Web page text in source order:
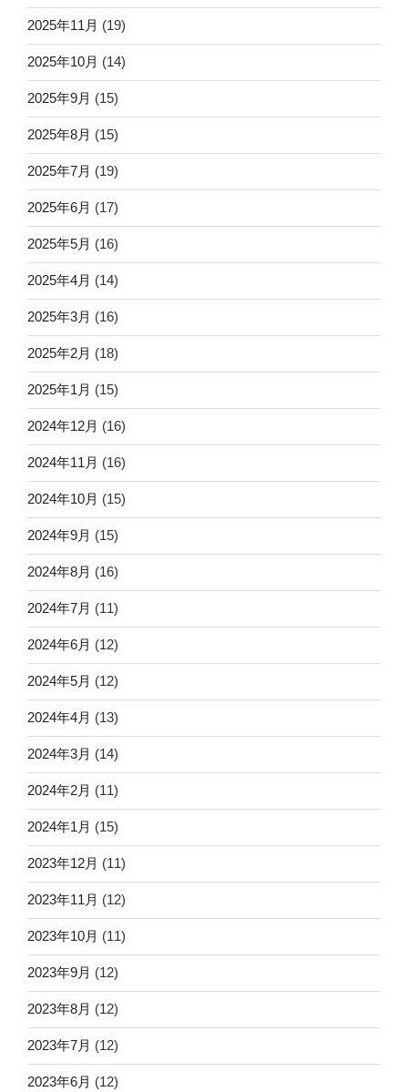
2025年11月 (19)
2025年10月 (14)
2025年9月 (15)
2025年8月 (15)
2025年7月 (19)
2025年6月 (17)
2025年5月 (16)
2025年4月 (14)
2025年3月 (16)
2025年2月 (18)
2025年1月 (15)
2024年12月 (16)
2024年11月 (16)
2024年10月 (15)
2024年9月 (15)
2024年8月 (16)
2024年7月 (11)
2024年6月 (12)
2024年5月 (12)
2024年4月 (13)
2024年3月 (14)
2024年2月 (11)
2024年1月 (15)
2023年12月 (11)
2023年11月 (12)
2023年10月 (11)
2023年9月 (12)
2023年8月 (12)
2023年7月 (12)
2023年6月 (12)